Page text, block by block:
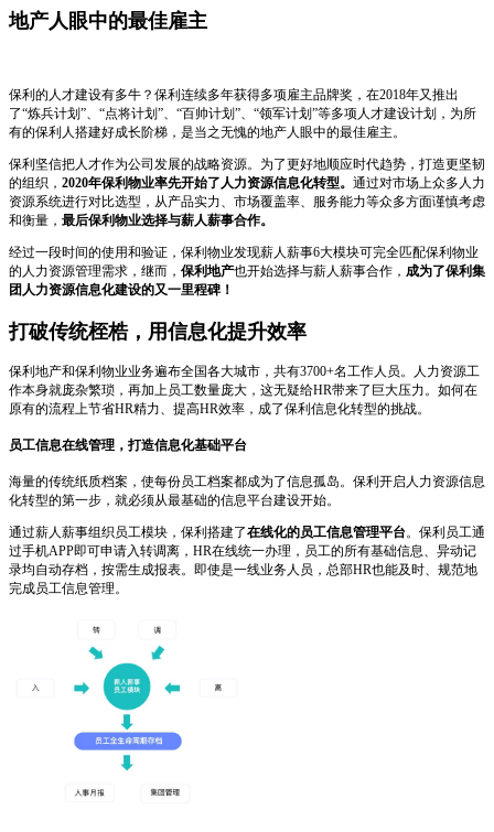
地产人眼中的最佳雇主
保利的人才建设有多牛？保利连续多年获得多项雇主品牌奖，在2018年又推出
了“炼兵计划”、“点将计划”、“百帅计划”、“领军计划”等多项人才建设计划，为所
有的保利人搭建好成长阶梯，是当之无愧的地产人眼中的最佳雇主。
保利坚信把人才作为公司发展的战略资源。为了更好地顺应时代趋势，打造更坚韧
的组织， 2020年保利物业率先开始了人力资源信息化转型。 通过对市场上众多人力
资源系统进行对比选型，从产品实力、市场覆盖率、服务能力等众多方面谨慎考虑
和衡量， 最后保利物业选择与薪人薪事合作。
经过一段时间的使用和验证，保利物业发现薪人薪事6大模块可完全匹配保利物业
的人力资源管理需求，继而， 保利地产也开始选择与薪人薪事合作， 成为了保利集
团人力资源信息化建设的又一里程碑！
打破传统桎梏，用信息化提升效率
保利地产和保利物业业务遍布全国各大城市，共有3700+名工作人员。人力资源工
作本身就庞杂繁琐，再加上员工数量庞大，这无疑给HR带来了巨大压力。如何在
原有的流程上节省HR精力、提高HR效率，成了保利信息化转型的挑战。
员工信息在线管理，打造信息化基础平台
海量的传统纸质档案，使每份员工档案都成为了信息孤岛。保利开启人力资源信息
化转型的第一步，就必须从最基础的信息平台建设开始。
通过薪人薪事组织员工模块，保利搭建了在线化的员工信息管理平台。保利员工通
过手机APP即可申请入转调离，HR在线统一办理，员工的所有基础信息、异动记
录均自动存档，按需生成报表。即使是一线业务人员，总部HR也能及时、规范地
完成员工信息管理。